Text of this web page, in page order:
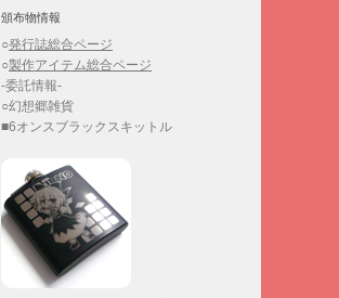
頒布物情報
○発行誌総合ページ
○製作アイテム総合ページ
-委託情報-
○幻想郷雑貨
■6オンスブラックスキットル